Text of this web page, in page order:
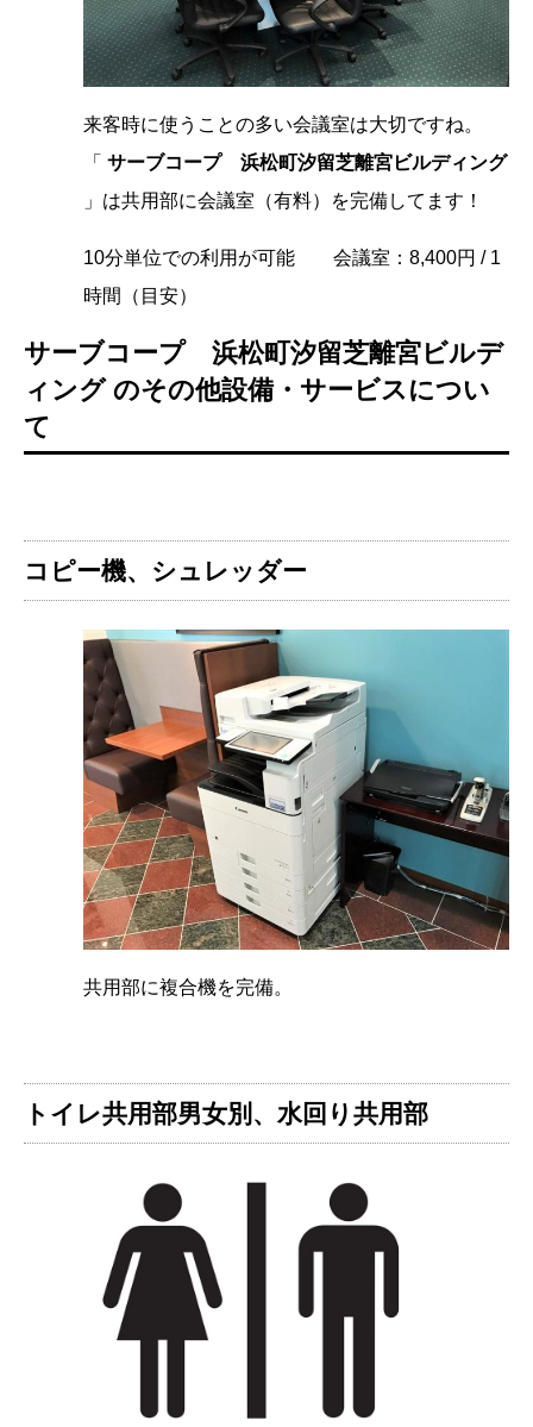
来客時に使うことの多い会議室は大切ですね。
「 サーブコープ 浜松町汐留芝離宮ビルディング
」は共用部に会議室（有料）を完備してます！
10分単位での利用が可能 会議室：8,400円 / 1
時間（目安）
サーブコープ 浜松町汐留芝離宮ビルデ
ィング のその他設備・サービスについ
て
コピー機、シュレッダー
共用部に複合機を完備。
トイレ共用部男女別、水回り共用部